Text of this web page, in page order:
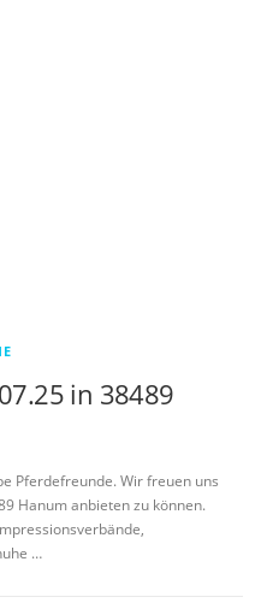
in 38489
Pferdefreunde. Wir freuen uns
Hanum anbieten zu können.
…